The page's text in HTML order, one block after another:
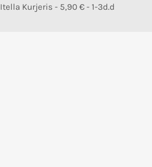
Itella Kurjeris - 5,90 € - 1-3d.d